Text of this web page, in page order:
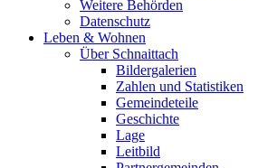
Weitere Behörden
Datenschutz
Leben & Wohnen
Über Schnaittach
Bildergalerien
Zahlen und Statistiken
Gemeindeteile
Geschichte
Lage
Leitbild